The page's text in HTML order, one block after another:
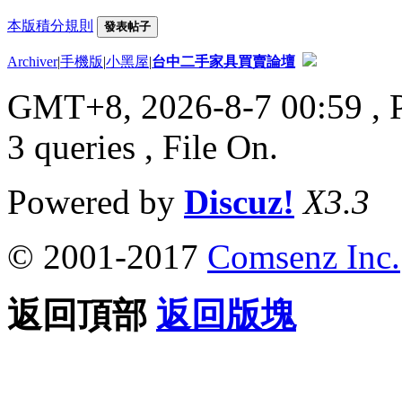
本版積分規則 發表帖子
Archiver|手機版|小黑屋|台中二手家具買賣論壇
GMT+8, 2026-8-7 00:59 ,
3 queries , File On.
Powered by Discuz! X3.3
© 2001-2017 Comsenz Inc.
返回頂部 返回版塊